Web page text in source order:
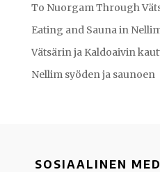
To Nuorgam Through
Eating and Sauna in
Vätsärin ja Kaldoaivin
Nellim syöden ja saunoen
SOSIAALINEN